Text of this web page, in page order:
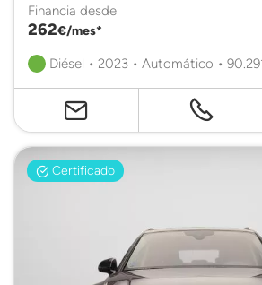
Financia desde
262€/mes*
Diésel • 2023 • Automático •
Certificado